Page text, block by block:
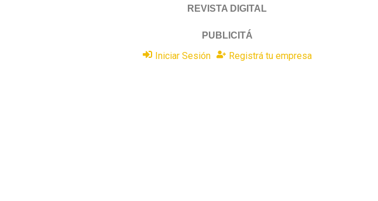
REVISTA DIGITAL
PUBLICITÁ
Iniciar Sesión Registrá tu empresa